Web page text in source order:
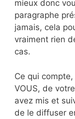
mieux donc
paragraphe
jamais, cela
vraiment rien
cas.
Ce qui compte,
VOUS, de
avez mis et
de le diffuser